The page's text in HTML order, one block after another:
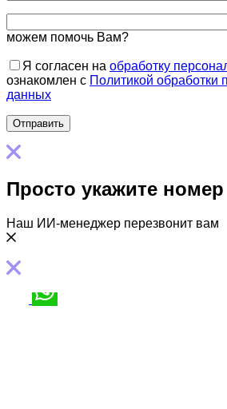
можем помочь Вам?
Я согласен на обработку
ознакомлен с Политикой обработки
данных
Просто укажите номер
Наш ИИ-менеджер перезвонит вам